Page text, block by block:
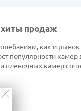
продаж
как и
популярности
пленочных камер